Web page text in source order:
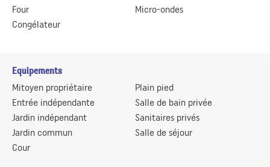
Four
Congélateur
Micro-ondes
Equipements
Mitoyen propriétaire
Entrée indépendante
Jardin indépendant
Jardin commun
Cour
Plain pied
Salle de bain privée
Sanitaires privés
Salle de séjour